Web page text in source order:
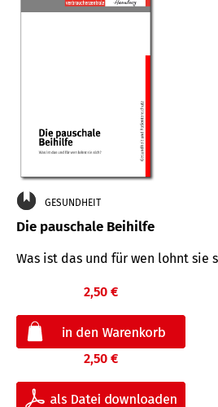
GESUNDHEIT
Die pauschale Beihilfe
Was ist das und für wen lohnt sie
2,50 €
2,50 €